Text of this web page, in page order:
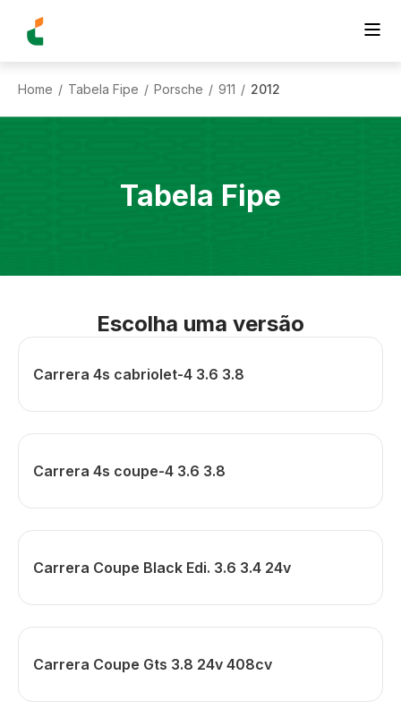
Home / Tabela Fipe / Porsche / 911 / 2012
Tabela Fipe
Escolha uma versão
Carrera 4s cabriolet-4 3.6 3.8
Carrera 4s coupe-4 3.6 3.8
Carrera Coupe Black Edi. 3.6 3.4 24v
Carrera Coupe Gts 3.8 24v 408cv